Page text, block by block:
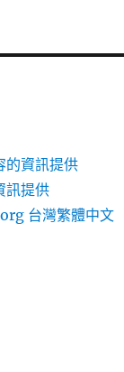
的資訊提供
訊提供
台灣繁體中文